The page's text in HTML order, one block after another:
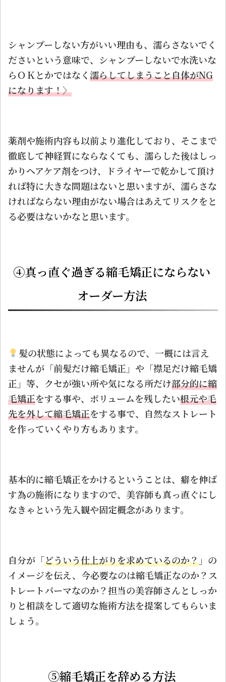
シャンプーしない方がいい理由も、濡らさないでく
ださいという意味で、シャンプーしないで水洗いな
らＯＫとかではなく 濡らしてしまうこと自体がNG
になります！〉
薬剤や施術内容も以前より進化しており、そこまで
徹底して神経質にならなくても、濡らした後はしっ
かりヘアケア剤をつけ、ドライヤーで乾かして頂け
れば特に大きな問題はないと思いますが、濡らさな
ければならない理由がない場合はあえてリスクをと
る必要はないかなと思います。
④真っ直ぐ過ぎる縮毛矯正にならない
オーダー方法
髪の状態によっても異なるので、一概には言え
ませんが「前髪だけ縮毛矯正」や「襟足だけ縮毛矯
正」等、クセが強い所や気になる所だけ部分的に縮
毛矯正をする事や、ボリュームを残したい根元や毛
先を外して縮毛矯正をする事で、自然なストレート
を作っていくやり方もあります。
基本的に縮毛矯正をかけるということは、癖を伸ば
す為の施術になりますので、美容師も真っ直ぐにし
なきゃという先入観や固定概念があります。
自分が「どういう仕上がりを求めているのか？」の
イメージを伝え、今必要なのは縮毛矯正なのか？ス
トレートパーマなのか？担当の美容師さんとしっか
りと相談をして適切な施術方法を提案してもらいま
しょう。
⑤縮毛矯正を辞める方法